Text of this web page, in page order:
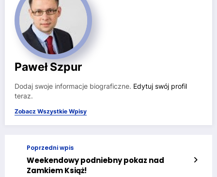
Paweł Szpur
Dodaj swoje informacje biograficzne. Edytuj swój profil
teraz.
Zobacz Wszystkie Wpisy
Poprzedni wpis
Weekendowy podniebny pokaz nad
Zamkiem Książ!